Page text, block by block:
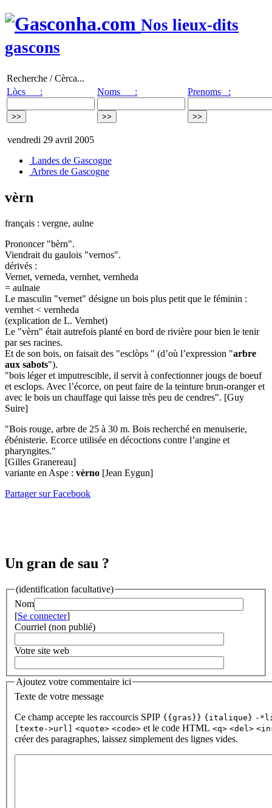
Nos lieux-dits
gascons
Recherche / Cèrca...
Lòcs :
Noms : Prenoms :
vendredi 29 avril 2005
Landes de Gascogne
Arbres de Gascogne
vèrn
français : vergne, aulne
Prononcer "bèrn".
Viendrait du gaulois "vernos".
dérivés :
Vernet, verneda, vernhet, vernheda
= aulnaie
Le masculin "vernet" désigne un bois plus petit que le féminin :
vernhet < vernheda
(explication de L. Vernhet)
Le "vèrn" était autrefois planté en bord de rivière pour bien le tenir
par ses racines.
Et de son bois, on faisait des "esclòps " (d’où l’expression "arbre
aux sabots").
"bois léger et imputrescible, il servit à confectionner jougs de boeuf
et esclops. Avec l’écorce, on peut faire de la teinture brun-oranger et
avec le bois un chauffage qui laisse très peu de cendres". [Guy
Suire]
"Bois rouge, arbre de 25 à 30 m. Bois recherché en menuiserie,
ébénisterie. Ecorce utilisée en décoctions contre l’angine et
pharyngites."
[Gilles Granereau]
variante en Aspe : vèrno [Jean Eygun]
Partager sur Facebook
Un gran de sau ?
(identification facultative)
Nom
[Se connecter]
Courriel (non publié)
Votre site web
Ajoutez votre commentaire ici
Texte de votre message
Ce champ accepte les raccourcis SPIP {{gras}} {italique} -
[texte->url] <quote> <code> et le code HTML <q> <del>
créer des paragraphes, laissez simplement des lignes vides.